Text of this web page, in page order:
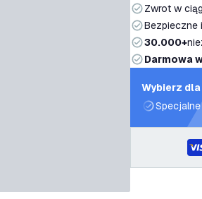
Zwrot w
Bezpieczne
30.000+
Darmowa
Wybierz